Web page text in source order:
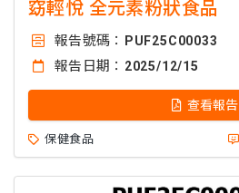
窈輕悅 全元素粉狀食品
報告號碼： PUF25C00033
報告日期： 2025/12/15
查看報告
保健食品